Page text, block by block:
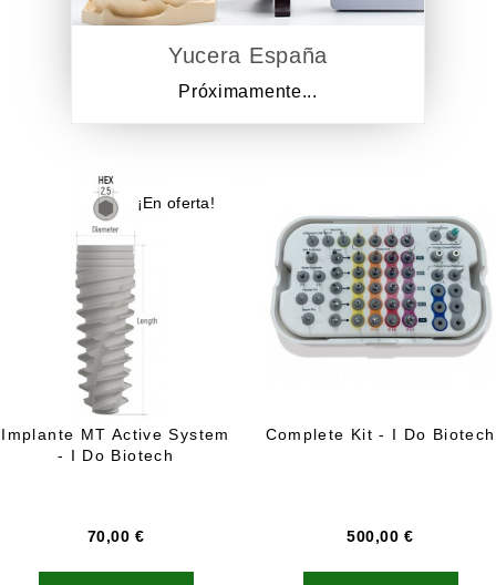
Yucera España
Próximamente...
¡En oferta!
Implante MT Active System
- I Do Biotech
70,00 €Precio
Complete Kit - I Do Biotech
500,00 €Precio